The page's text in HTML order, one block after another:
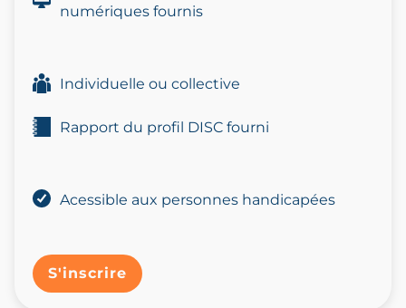
numériques fournis
Individuelle ou collective
Rapport du profil DISC fourni
Acessible aux personnes handicapées
S'inscrire